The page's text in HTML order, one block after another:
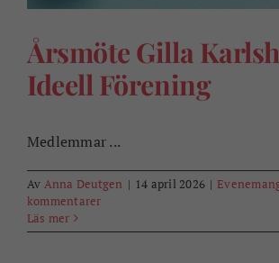
Årsmöte Gilla
Ideell Förening
Medlemmar ...
Av Anna Deutgen | 14 april 2026 |
kommentarer
Läs mer